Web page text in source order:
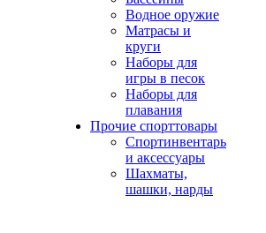
Водное оружие
Матрасы и
круги
Наборы для
игры в песок
Наборы для
плавания
Прочие спорттовары
Спортинвентарь
и аксессуары
Шахматы,
шашки, нарды